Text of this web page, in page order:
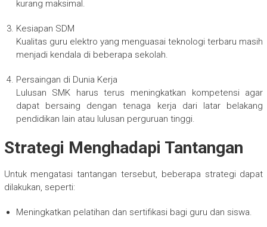
kurang maksimal.
Kesiapan SDM
Kualitas guru elektro yang menguasai teknologi terbaru masih
menjadi kendala di beberapa sekolah.
Persaingan di Dunia Kerja
Lulusan SMK harus terus meningkatkan kompetensi agar
dapat bersaing dengan tenaga kerja dari latar belakang
pendidikan lain atau lulusan perguruan tinggi.
Strategi Menghadapi Tantangan
Untuk mengatasi tantangan tersebut, beberapa strategi dapat
dilakukan, seperti:
Meningkatkan pelatihan dan sertifikasi bagi guru dan siswa.